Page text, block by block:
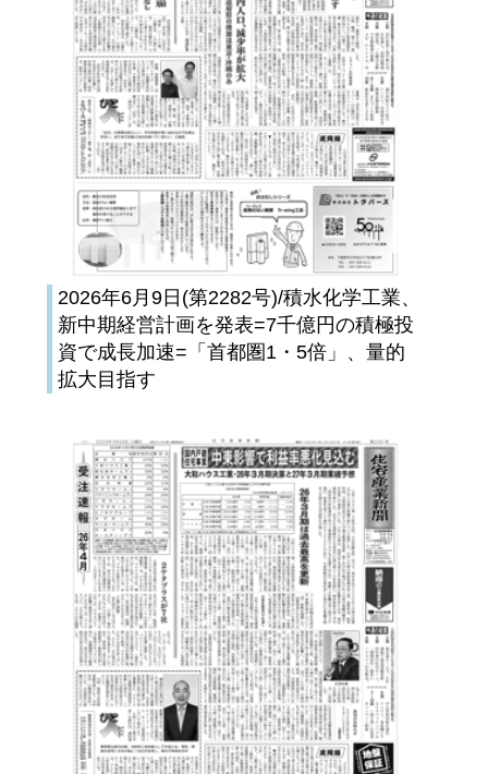
2026年6月9日(第2282号)/積水化学工業、
新中期経営計画を発表=7千億円の積極投
資で成長加速=「首都圏1・5倍」、量的
拡大目指す